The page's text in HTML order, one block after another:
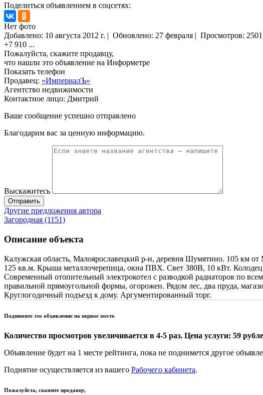
Поделиться объявлением в соцсетях:
Нет фото
Добавлено: 10 августа 2012 г. | Обновлено: 27 февраля | Просмотров: 2501
+7 910 ...
Пожалуйста, скажите продавцу,
что нашли это объявление на Информетре
Показать телефон
Продавец: «ИмпериалЪ»
Агентство недвижимости
Контактное лицо: Дмитрий
Ваше сообщение успешно отправлено
Благодарим вас за ценную информацию.
Выскажитесь
Отправить
Другие предложения автора
Загородная (1151)
Описание объекта
Калужская область, Малоярославецкий р-н, деревня Шумятино. 105 км
125 кв.м. Крыша металлочерепица, окна ПВХ. Свет 380В, 10 кВт. Колодец
Современный отопительный электрокотел с разводкой радиаторов по
правильной прямоугольной формы, огорожен. Рядом лес, два пруда,
Круглогодичный подъезд к дому. Аргументированный торг.
Поднимите это объявление на первое место
Количество просмотров увеличивается в 4-5 раз. Цена услуги: 59
Объявление будет на 1 месте рейтинга, пока не поднимется другое
Поднятие осуществляется из вашего Рабочего кабинета.
Пожалуйста, скажите продавцу,